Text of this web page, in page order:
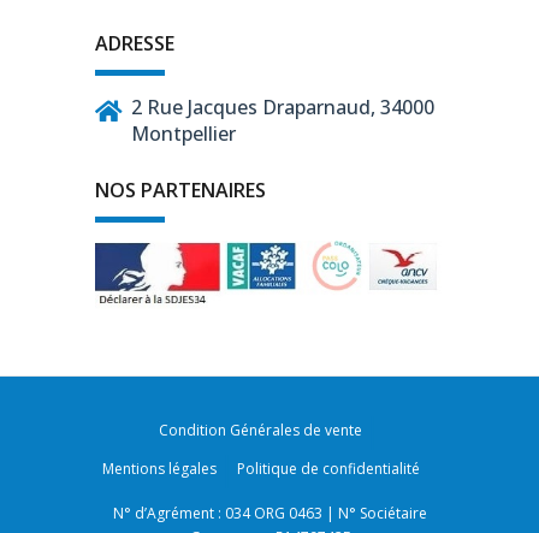
ADRESSE
2 Rue Jacques Draparnaud, 34000
Montpellier
NOS PARTENAIRES
Condition Générales de vente
Mentions légales
Politique de confidentialité
N° d’Agrément : 034 ORG 0463 | N° Sociétaire